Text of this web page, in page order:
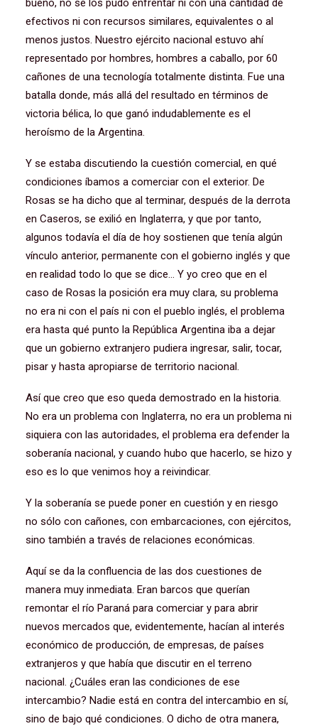
bueno, no se los pudo enfrentar ni con una cantidad de
efectivos ni con recursos similares, equivalentes o al
menos justos. Nuestro ejército nacional estuvo ahí
representado por hombres, hombres a caballo, por 60
cañones de una tecnología totalmente distinta. Fue una
batalla donde, más allá del resultado en términos de
victoria bélica, lo que ganó indudablemente es el
heroísmo de la Argentina.
Y se estaba discutiendo la cuestión comercial, en qué
condiciones íbamos a comerciar con el exterior. De
Rosas se ha dicho que al terminar, después de la derrota
en Caseros, se exilió en Inglaterra, y que por tanto,
algunos todavía el día de hoy sostienen que tenía algún
vínculo anterior, permanente con el gobierno inglés y que
en realidad todo lo que se dice… Y yo creo que en el
caso de Rosas la posición era muy clara, su problema
no era ni con el país ni con el pueblo inglés, el problema
era hasta qué punto la República Argentina iba a dejar
que un gobierno extranjero pudiera ingresar, salir, tocar,
pisar y hasta apropiarse de territorio nacional.
Así que creo que eso queda demostrado en la historia.
No era un problema con Inglaterra, no era un problema ni
siquiera con las autoridades, el problema era defender la
soberanía nacional, y cuando hubo que hacerlo, se hizo y
eso es lo que venimos hoy a reivindicar.
Y la soberanía se puede poner en cuestión y en riesgo
no sólo con cañones, con embarcaciones, con ejércitos,
sino también a través de relaciones económicas.
Aquí se da la confluencia de las dos cuestiones de
manera muy inmediata. Eran barcos que querían
remontar el río Paraná para comerciar y para abrir
nuevos mercados que, evidentemente, hacían al interés
económico de producción, de empresas, de países
extranjeros y que había que discutir en el terreno
nacional. ¿Cuáles eran las condiciones de ese
intercambio? Nadie está en contra del intercambio en sí,
sino de bajo qué condiciones. O dicho de otra manera,